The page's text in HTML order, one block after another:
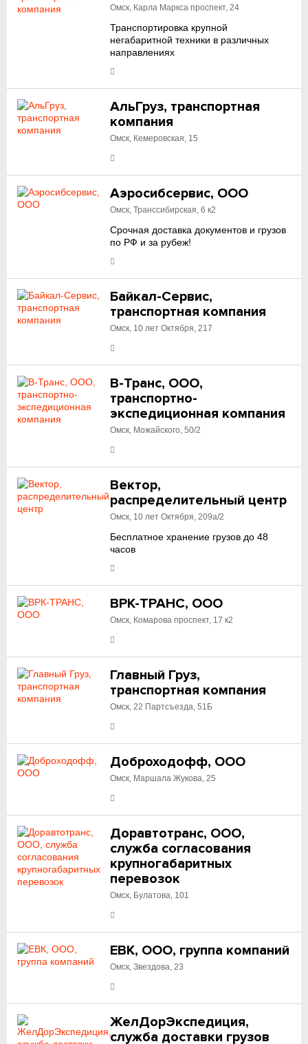
Омск, Карла Маркса проспект, 24
Транспортировка крупной
негабаритной техники в различных
направлениях
АльГруз, транспортная
компания
Омск, Кемеровская, 15
Аэросибсервис, ООО
Омск, Транссибирская, 6 к2
Срочная доставка документов и грузов
по РФ и за рубеж!
Байкал-Сервис,
транспортная компания
Омск, 10 лет Октября, 217
В-Транс, ООО,
транспортно-
экспедиционная компания
Омск, Можайского, 50/2
Вектор,
распределительный центр
Омск, 10 лет Октября, 209а/2
Бесплатное хранение грузов до 48
часов
ВРК-ТРАНС, ООО
Омск, Комарова проспект, 17 к2
Главный Груз,
транспортная компания
Омск, 22 Партсъезда, 51Б
Доброходофф, ООО
Омск, Маршала Жукова, 25
Доравтотранс, ООО,
служба согласования
крупногабаритных
перевозок
Омск, Булатова, 101
ЕВК, ООО, группа компаний
Омск, Звездова, 23
ЖелДорЭкспедиция,
служба доставки грузов